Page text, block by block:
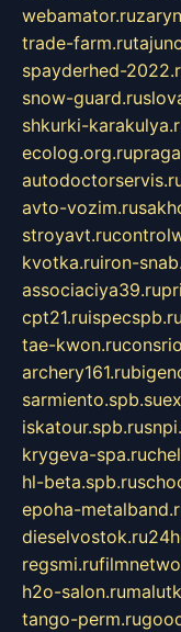
webamator.ru
trade-farm.ru
spayderhed-
snow-guard.ru
shkurki-
ecolog.org.ru
avto-vozim.ru
stroyavt.ru
kvotka.ruiron-
associaciya39.ru
cpt21.ruispecspb.ru
tae-kwon.ru
archery161.ru
sarmiento.spb.su
iskatour.spb.ru
krygeva-spa.ru
hl-beta.spb.ru
epoha-
dieselvostok.ru
regsmi.ru
h2o-salon.ru
tango-perm.ru